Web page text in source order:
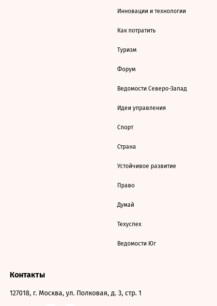
Инновации и технологии
Как потратить
Туризм
Форум
Ведомости Северо-Запад
Идеи управления
Спорт
Страна
Устойчивое развитие
Право
Думай
Техуспех
Ведомости Юг
Контакты
127018, г. Москва, ул. Полковая, д. 3, стр. 1